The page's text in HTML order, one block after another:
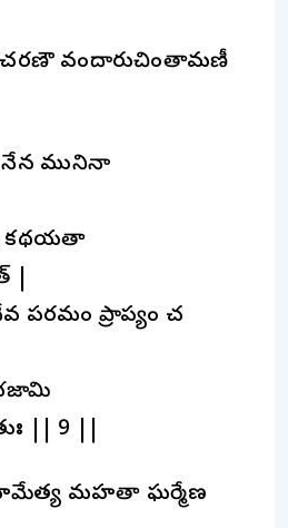
వందారుచింతామణీ
మునినా
కథయతా
|
పరమం ప్రాప్యం చ
|| 9 ||
మహతా ఘర్మేణ